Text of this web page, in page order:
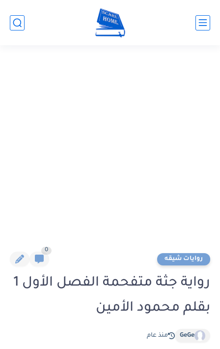
روايات شيقه
0
رواية جثة متفحمة الفصل الأول 1
بقلم محمود الأمين
GeGe منذ عام